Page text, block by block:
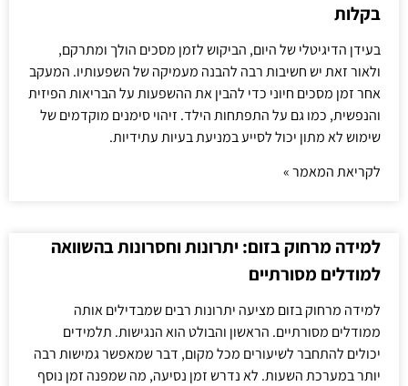
בקלות
בעידן הדיגיטלי של היום, הביקוש לזמן מסכים הולך ומתרקם,
ולאור זאת יש חשיבות רבה להבנה מעמיקה של השפעותיו. המעקב
אחר זמן מסכים חיוני כדי להבין את ההשפעות על הבריאות הפיזית
והנפשית, כמו גם על התפתחות הילד. זיהוי סימנים מוקדמים של
שימוש לא מתון יכול לסייע במניעת בעיות עתידיות.
לקריאת המאמר »
למידה מרחוק בזום: יתרונות וחסרונות בהשוואה
למודלים מסורתיים
למידה מרחוק בזום מציעה יתרונות רבים שמבדילים אותה
ממודלים מסורתיים. הראשון והבולט הוא הנגישות. תלמידים
יכולים להתחבר לשיעורים מכל מקום, דבר שמאפשר גמישות רבה
יותר במערכת השעות. לא נדרש זמן נסיעה, מה שמפנה זמן נוסף